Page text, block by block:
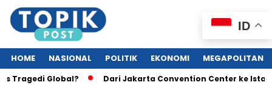
HOME NASIONAL POLITIK EKONOMI MEGAPOLITAN
Tragedi Global? Dari Jakarta Convention Center ke
ID